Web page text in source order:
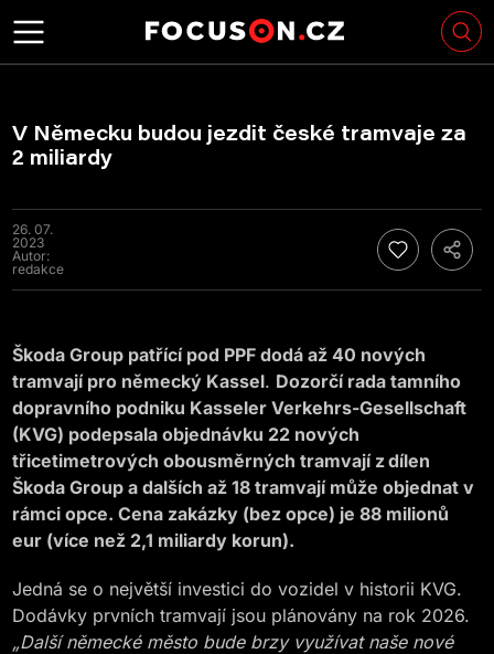
V Německu budou jezdit české tramvaje za
2 miliardy
26. 07.
2023
Autor:
redakce
Škoda Group patřící pod PPF dodá až 40 nových
tramvají pro německý Kassel. Dozorčí rada tamního
dopravního podniku Kasseler Verkehrs-Gesellschaft
(KVG) podepsala objednávku 22 nových
třicetimetrových obousměrných tramvají z dílen
Škoda Group a dalších až 18 tramvají může objednat v
rámci opce. Cena zakázky (bez opce) je 88 milionů
eur (více než 2,1 miliardy korun).
Jedná se o největší investici do vozidel v historii KVG.
Dodávky prvních tramvají jsou plánovány na rok 2026.
„Další německé město bude brzy využívat naše nové